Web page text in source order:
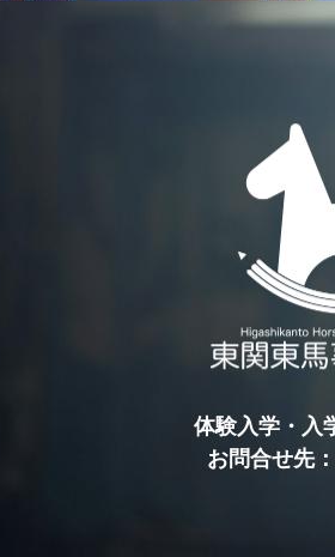
体験入学・入
お問合せ先